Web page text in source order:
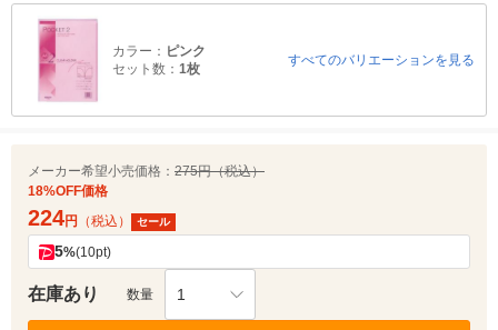
カラー： ピンク
セット数： 1枚
すべてのバリエーションを見る
メーカー希望小売価格： 275円（税込）
18%OFF価格
224円 （税込） セール
5%(10pt)
在庫あり 数量 1